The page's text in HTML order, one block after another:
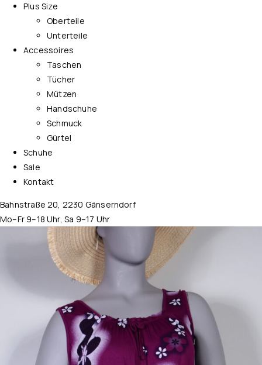
Plus Size
Oberteile
Unterteile
Accessoires
Taschen
Tücher
Mützen
Handschuhe
Schmuck
Gürtel
Schuhe
Sale
Kontakt
Bahnstraße 20, 2230 Gänserndorf
Mo–Fr 9–18 Uhr, Sa 9–17 Uhr